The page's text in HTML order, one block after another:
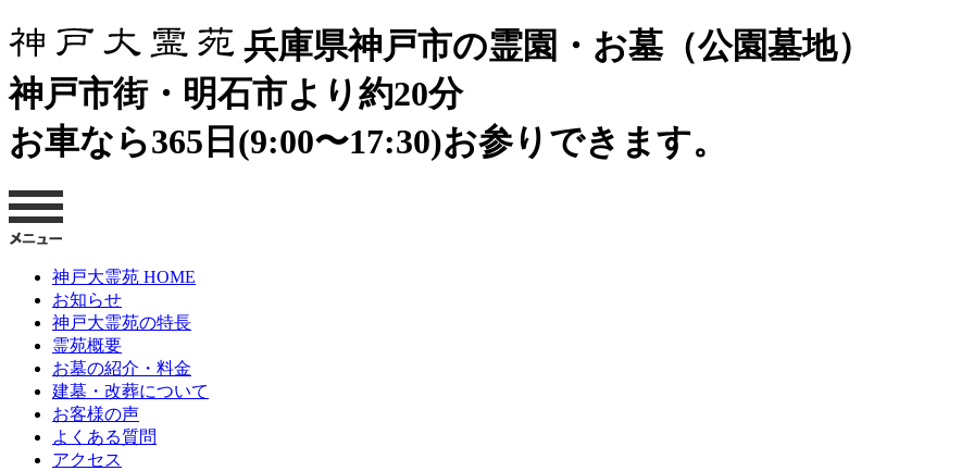
兵庫県神戸市の霊園・お墓（公園墓地）
神戸市街・明石市より約20分
お車なら365日(9:00〜17:30)お参りできます。
神戸大霊苑 HOME
お知らせ
神戸大霊苑の特長
霊苑概要
お墓の紹介・料金
建墓・改葬について
お客様の声
よくある質問
アクセス